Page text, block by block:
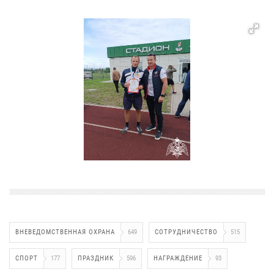
ВНЕВЕДОМСТВЕННАЯ ОХРАНА 649 СОТРУДНИЧЕСТВО 515
СПОРТ 177 ПРАЗДНИК 596 НАГРАЖДЕНИЕ 93